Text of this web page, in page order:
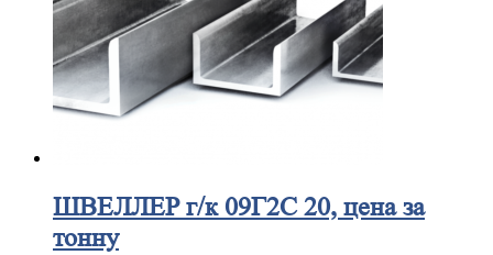
ШВЕЛЛЕРг/к 09Г2С 20, цена за
тонну